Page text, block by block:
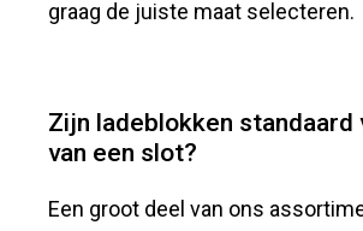
graag de juiste maat selecteren.
Zijn ladeblokken standaard
van een slot?
Een groot deel van ons